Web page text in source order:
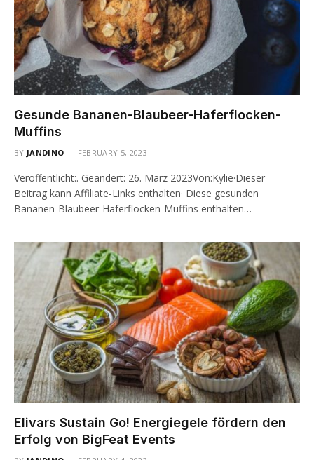
Gesunde Bananen-Blaubeer-Haferflocken-
Muffins
BY JANDINO FEBRUARY 5, 2023
Veröffentlicht:. Geändert: 26. März 2023Von:Kylie·Dieser
Beitrag kann Affiliate-Links enthalten· Diese gesunden
Bananen-Blaubeer-Haferflocken-Muffins enthalten…
Elivars Sustain Go! Energiegele fördern den
Erfolg von BigFeat Events